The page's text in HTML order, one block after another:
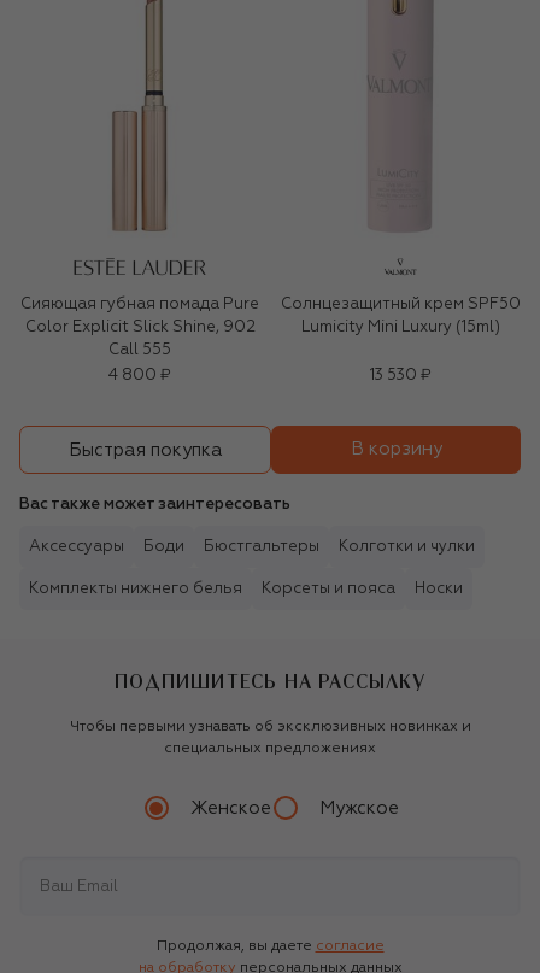
Сияющая губная помада Pure
Color Explicit Slick Shine, 902
Call 555
4 800 ₽
Солнцезащитный крем SPF50
Lumicity Mini Luxury (15ml)
13 530 ₽
Быстрая покупка В корзину
Вас также может заинтересовать
Аксессуары Боди Бюстгальтеры Колготки и чулки
Комплекты нижнего белья Корсеты и пояса Носки
ПОДПИШИТЕСЬ НА РАССЫЛКУ
Чтобы первыми узнавать об эксклюзивных новинках и
специальных предложениях
Женское Мужское
Продолжая, вы даете согласие
на обработку персональных данных